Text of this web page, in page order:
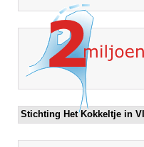
Stichting Het Kokkeltje in